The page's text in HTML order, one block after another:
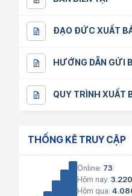
ĐẠO ĐỨC XUẤT
HƯỚNG DẪN GỬI
QUY TRÌNH XUẤT
THỐNG KÊ TRUY CẬP
Online: 73
Hôm nay: 3.220
Hôm qua: